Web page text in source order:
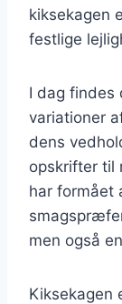
kiksekagen
festlige
I dag findes
variationer
dens
opskrifter til
har formået
men også
Kiksekagen